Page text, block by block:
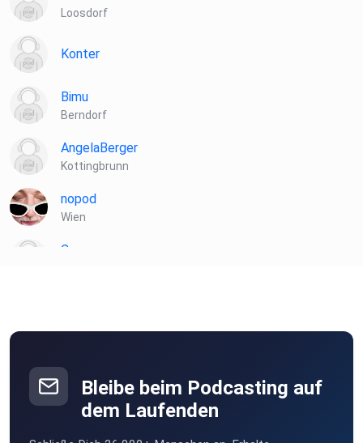
Loosdorf
Konter
Bimu
Berndorf
AngelaBerger
Kottingbrunn
nopod
Wien
Cosacosa
Hamburg
Moth355
Wien
Bleibe beim Podcasting auf
dem Laufenden